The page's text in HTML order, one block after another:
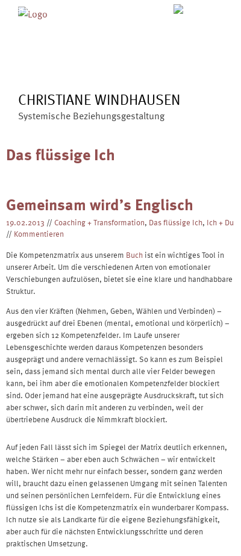
CHRISTIANE WINDHAUSEN
Systemische Beziehungsgestaltung
ÜBER MICH
Das flüssige Ich
Gemeinsam wird’s Englisch
19.02.2013 // Coaching + Transformation, Das flüssige Ich, Ich + Du
// Kommentieren
Die Kompetenzmatrix aus unserem Buch ist ein wichtiges Tool in
unserer Arbeit. Um die verschiedenen Arten von emotionaler
Verschiebungen aufzulösen, bietet sie eine klare und handhabbare
Struktur.
Aus den vier Kräften (Nehmen, Geben, Wählen und Verbinden) –
ausgedrückt auf drei Ebenen (mental, emotional und körperlich) –
ergeben sich 12 Kompetenzfelder. Im Laufe unserer
Lebensgeschichte werden daraus Kompetenzen besonders
ausgeprägt und andere vernachlässigt. So kann es zum Beispiel
sein, dass jemand sich mental durch alle vier Felder bewegen
kann, bei ihm aber die emotionalen Kompetenzfelder blockiert
sind. Oder jemand hat eine ausgeprägte Ausdruckskraft, tut sich
aber schwer, sich darin mit anderen zu verbinden, weil der
übertriebene Ausdruck die Nimmkraft blockiert.
Auf jeden Fall lässt sich im Spiegel der Matrix deutlich erkennen,
welche Stärken – aber eben auch Schwächen – wir entwickelt
haben. Wer nicht mehr nur einfach besser, sondern ganz werden
will, braucht dazu einen gelassenen Umgang mit seinen Talenten
und seinen persönlichen Lernfeldern. Für die Entwicklung eines
flüssigen Ichs ist die Kompetenzmatrix ein wunderbarer Kompass.
Ich nutze sie als Landkarte für die eigene Beziehungsfähigkeit,
aber auch für die nächsten Entwicklungsschritte und deren
praktischen Umsetzung.